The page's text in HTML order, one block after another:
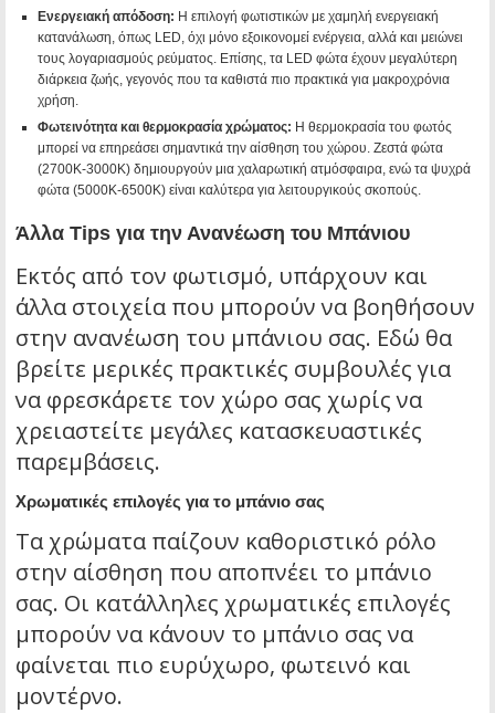
Ενεργειακή απόδοση: Η επιλογή φωτιστικών με χαμηλή ενεργειακή
κατανάλωση, όπως LED, όχι μόνο εξοικονομεί ενέργεια, αλλά και μειώνει
τους λογαριασμούς ρεύματος. Επίσης, τα LED φώτα έχουν μεγαλύτερη
διάρκεια ζωής, γεγονός που τα καθιστά πιο πρακτικά για μακροχρόνια
χρήση.
Φωτεινότητα και θερμοκρασία χρώματος: Η θερμοκρασία του φωτός
μπορεί να επηρεάσει σημαντικά την αίσθηση του χώρου. Ζεστά φώτα
(2700K-3000K) δημιουργούν μια χαλαρωτική ατμόσφαιρα, ενώ τα ψυχρά
φώτα (5000K-6500K) είναι καλύτερα για λειτουργικούς σκοπούς.
Άλλα Tips για την Ανανέωση του Μπάνιου
Εκτός από τον φωτισμό, υπάρχουν και
άλλα στοιχεία που μπορούν να βοηθήσουν
στην ανανέωση του μπάνιου σας. Εδώ θα
βρείτε μερικές πρακτικές συμβουλές για
να φρεσκάρετε τον χώρο σας χωρίς να
χρειαστείτε μεγάλες κατασκευαστικές
παρεμβάσεις.
Χρωματικές επιλογές για το μπάνιο σας
Τα χρώματα παίζουν καθοριστικό ρόλο
στην αίσθηση που αποπνέει το μπάνιο
σας. Οι κατάλληλες χρωματικές επιλογές
μπορούν να κάνουν το μπάνιο σας να
φαίνεται πιο ευρύχωρο, φωτεινό και
μοντέρνο.